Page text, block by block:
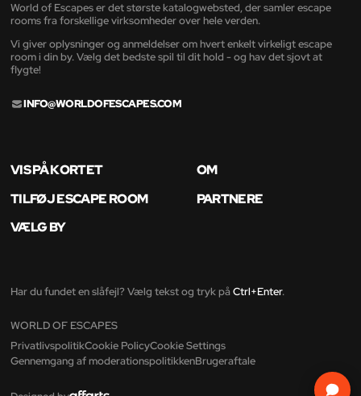
World of Escapes er det største katalogwebsted, der samler escape
rooms fra forskellige virksomheder over hele verden.
Vi giver oplysninger og anmeldelser om hvert enkelt virkeligt escape
room i din by. Vælg det bedste spil til dit hold - og hav det sjovt at
flygte!
INFO@WORLDOFESCAPES.COM
VIS PÅ KORTET
OM
TILFØJ ESCAPE ROOM
PARTNERE
VÆLG BY
Har du fundet en slåfejl? Vælg tekst og tryk på Ctrl+Enter.
WORLD OF ESCAPES
PrivatlivspolitikCookie PolicyCookie Settings
Gennemgang af moderationspolitikkenBrugeraftale